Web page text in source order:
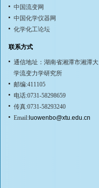
中国流变网
中国化学仪器网
化学化工论坛
联系方式
通信地址：湖南省湘潭市湘潭大
学流变力学研究所
邮编:411105
电话:0731-58298659
传真:0731-58293240
Email:luowenbo@xtu.edu.cn